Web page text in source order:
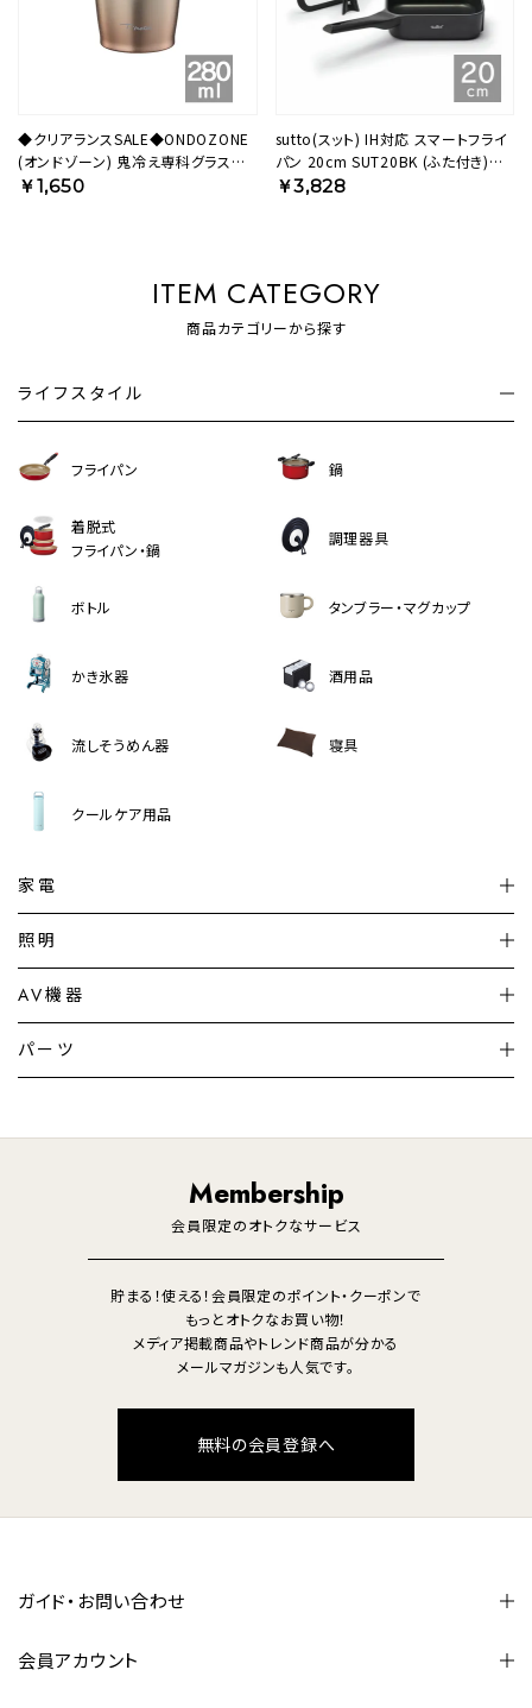
◆クリアランスSALE◆ONDOZONE
(オンドゾーン) 鬼冷え専科グラス
280ml ピンク OZOH280PK【HO】
￥1,650
sutto(スット) IH対応 スマートフライ
パン 20cm SUT20BK (ふた付き)
【HO】
￥3,828
ITEM CATEGORY
商品カテゴリーから探す
ライフスタイル
フライパン 鍋
着脱式
フライパン・鍋
調理器具
ボトル タンブラー・マグカップ
かき氷器 酒用品
流しそうめん器 寝具
クールケア用品
家電
加湿器・空気清浄機
暖房機 掃除機
調理家電 生活家電
照明
シーリングライト
デスクライト
AV機器
テレビ
パーツ
Membership
会員限定のオトクなサービス
貯まる！使える！会員限定のポイント・クーポンで
もっとオトクなお買い物！
メディア掲載商品やトレンド商品が分かる
メールマガジンも人気です。
無料の会員登録へ
ガイド・お問い合わせ
会員アカウント